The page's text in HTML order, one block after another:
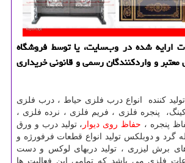
ارایه شده در وب‌سایت، یا توسط فروشگاه
و واردكنندگان رسمی و قانونی خریداری
کننده انواع درب فلزی حیاط ، درب فلزی
پنجره فلزی ، فریم فلزی ، نرده فلزی ،
پنجره ، حفاظ روی دیوار ، تولید درب و ورق
گرد و دوبلکس تولید انواع قطعات فرفورژه و
برش لیزری ، تولید دربهای لوکس و دست
فلزی می باشد که تمامی این فعالیت ها